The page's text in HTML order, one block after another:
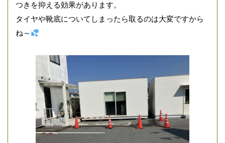
つきを抑える効果があります。
タイヤや靴底についてしまったら取るのは大変ですから
ね～